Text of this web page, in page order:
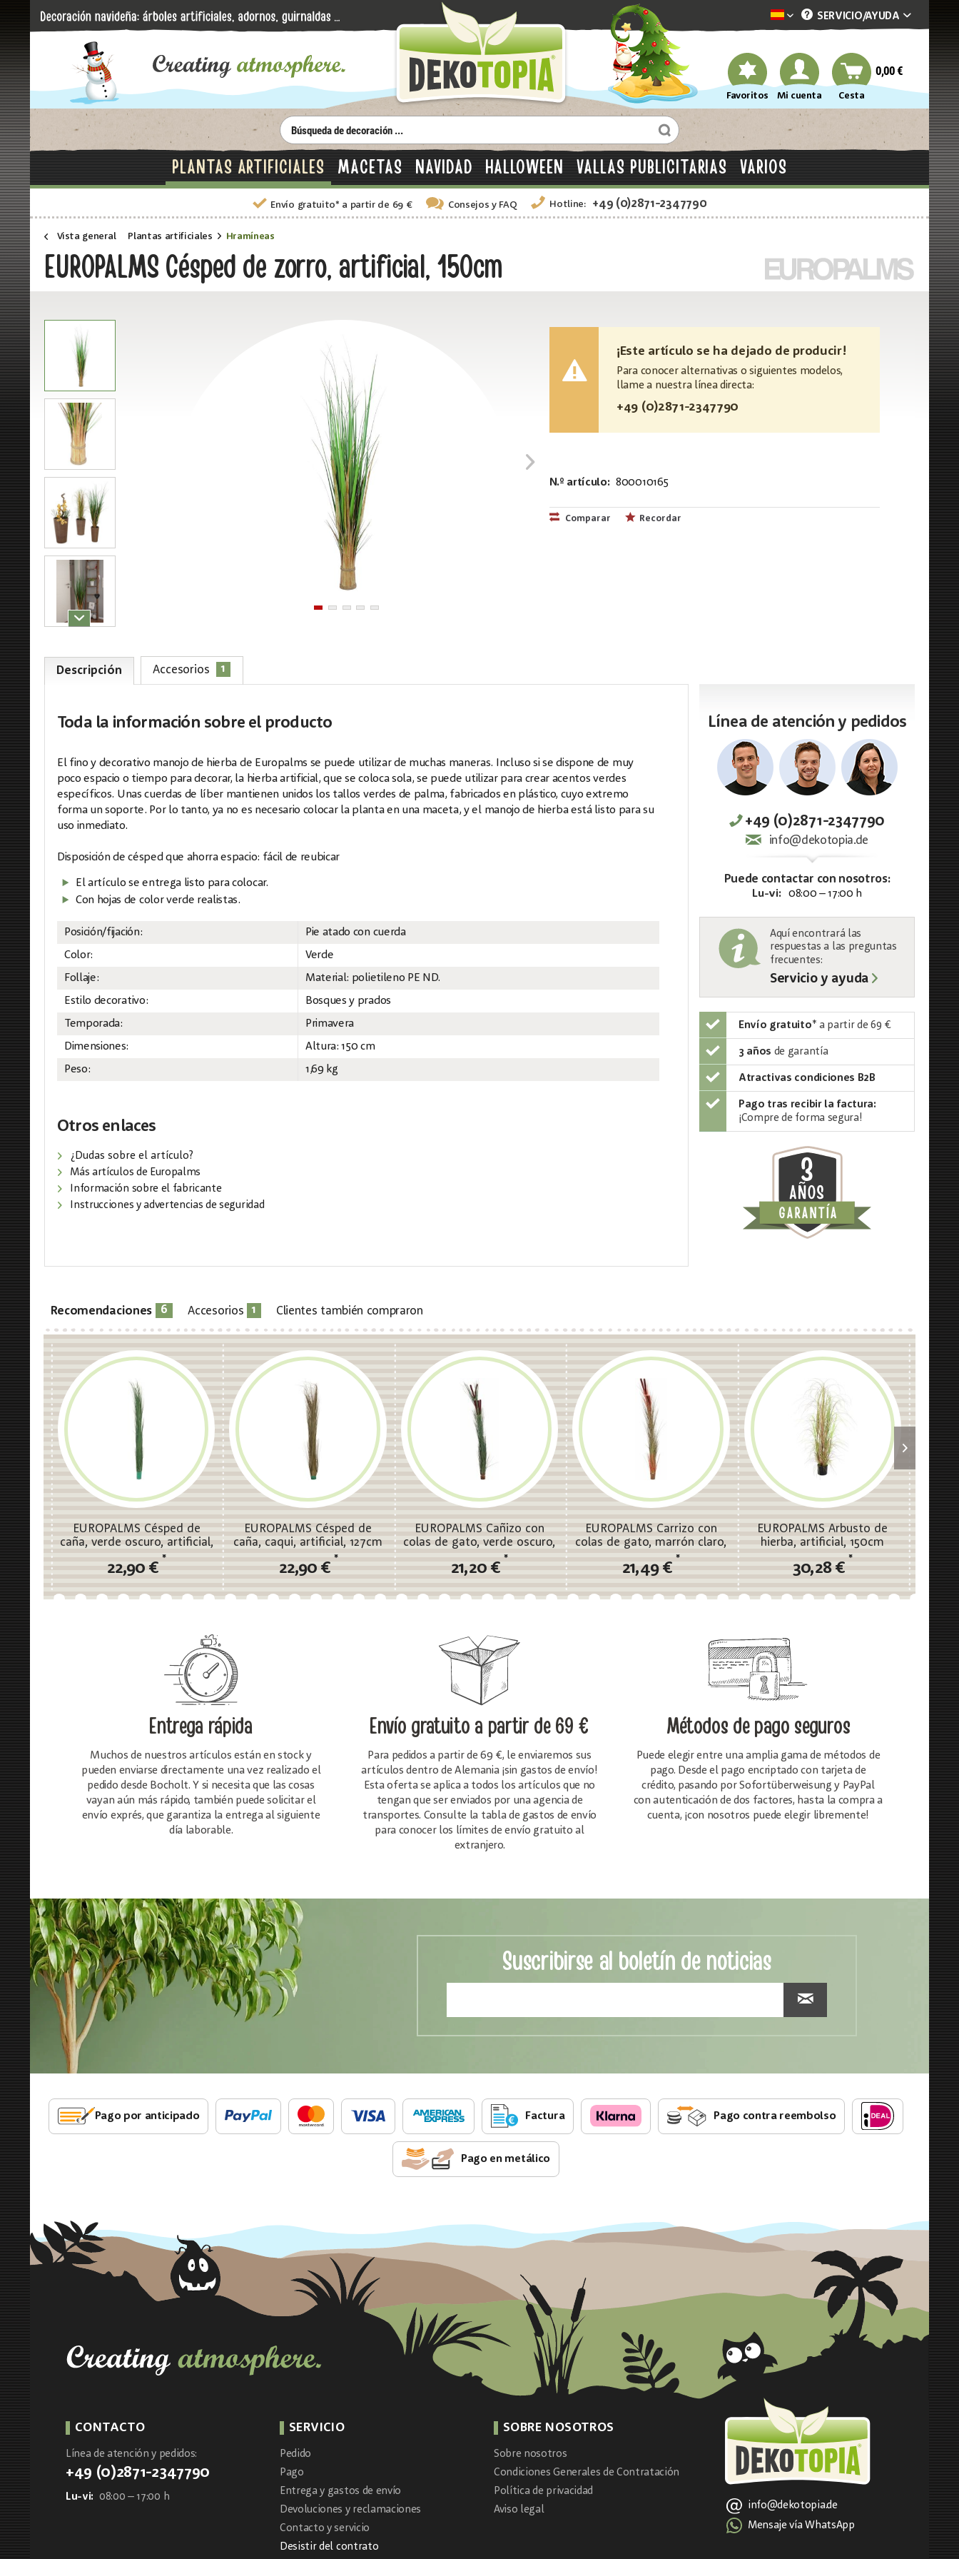
Dekotopia spanisch
SERVICIO/AYUDA
Favoritos Mi cuenta Cesta
0,00 €
PLANTAS ARTIFICIALES MACETAS NAVIDAD HALLOWEEN VALLAS PUBLICITARIAS VARIOS
Envío gratuito* a partir de 69 € Consejos y FAQ Hotline: +49 (0)2871-2347790
Vista general Plantas artificiales Hramíneas
EUROPALMS Césped de zorro, artificial, 150cm
¡Este artículo se ha dejado de producir!
Para conocer alternativas o siguientes modelos,
llame a nuestra línea directa:
+49 (0)2871-2347790
N.º artículo: 800010165
Comparar Recordar
Descripción Accesorios 1
Toda la información sobre el producto
El fino y decorativo manojo de hierba de Europalms se puede utilizar de muchas maneras. Incluso si se dispone de muy
poco espacio o tiempo para decorar, la hierba artificial, que se coloca sola, se puede utilizar para crear acentos verdes
específicos. Unas cuerdas de líber mantienen unidos los tallos verdes de palma, fabricados en plástico, cuyo extremo
forma un soporte. Por lo tanto, ya no es necesario colocar la planta en una maceta, y el manojo de hierba está listo para su
uso inmediato.
Disposición de césped que ahorra espacio: fácil de reubicar
El artículo se entrega listo para colocar.
Con hojas de color verde realistas.
Posición/fijación:
Pie atado con cuerda
Color:
Verde
Follaje:
Material: polietileno PE ND.
Estilo decorativo:
Bosques y prados
Temporada:
Primavera
Dimensiones:
Altura: 150 cm
Peso:
1,69 kg
Otros enlaces
¿Dudas sobre el artículo?
Más artículos de Europalms
Información sobre el fabricante
Instrucciones y advertencias de seguridad
Línea de atención y pedidos
+49 (0)2871-2347790
info@dekotopia.de
Puede contactar con nosotros:
Lu-vi: 08:00 – 17:00 h
Aquí encontrará las
respuestas a las preguntas
frecuentes:
Servicio y ayuda
Envío gratuito* a partir de 69 €
3 años de garantía
Atractivas condiciones B2B
Pago tras recibir la factura:
¡Compre de forma segura!
Recomendaciones 6 Accesorios 1 Clientes también compraron
EUROPALMS Césped de
caña, verde oscuro, artificial,
22,90 €
*
EUROPALMS Césped de
caña, caqui, artificial, 127cm
22,90 €
*
EUROPALMS Cañizo con
colas de gato, verde oscuro,
artificial, 152cm
21,20 €
*
EUROPALMS Carrizo con
colas de gato, marrón claro,
artificial, 152cm
21,49 €
*
EUROPALMS Arbusto de
hierba, artificial, 150cm
30,28 €
*
Entrega rápida
Muchos de nuestros artículos están en stock y
pueden enviarse directamente una vez realizado el
pedido desde Bocholt. Y si necesita que las cosas
vayan aún más rápido, también puede solicitar el
envío exprés, que garantiza la entrega al siguiente
día laborable.
Envío gratuitoa partir de 69 €
Para pedidos a partir de 69 €, le enviaremos sus
artículos dentro de Alemania ¡sin gastos de envío!
Esta oferta se aplica a todos los artículos que no
tengan que ser enviados por una agencia de
transportes. Consulte la tabla de gastos de envío
para conocer los límites de envío gratuito al
extranjero.
Métodos de pago seguros
Puede elegir entre una amplia gama de métodos de
pago. Desde el pago encriptado con tarjeta de
crédito, pasando por Sofortüberweisung y PayPal
con autenticación de dos factores, hasta la compra a
cuenta, ¡con nosotros puede elegir libremente!
Suscribirse al boletín de noticias
Pago por anticipado Factura Pago contra reembolso
Pago en metálico
CONTACTO
Línea de atención y pedidos:
+49 (0)2871-2347790
Lu-vi: 08:00 – 17:00 h
SERVICIO
Pedido
Pago
Entrega y gastos de envío
Devoluciones y reclamaciones
Contacto y servicio
Desistir del contrato
SOBRE NOSOTROS
Sobre nosotros
Condiciones Generales de Contratación
Política de privacidad
Aviso legal
info@dekotopia.de
Mensaje vía WhatsApp